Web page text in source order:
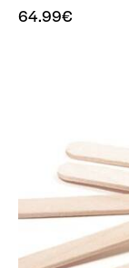
64.99€